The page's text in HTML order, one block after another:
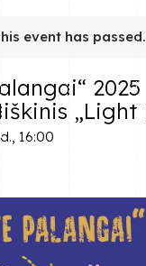
event has passed.
2025
„Light
16:00